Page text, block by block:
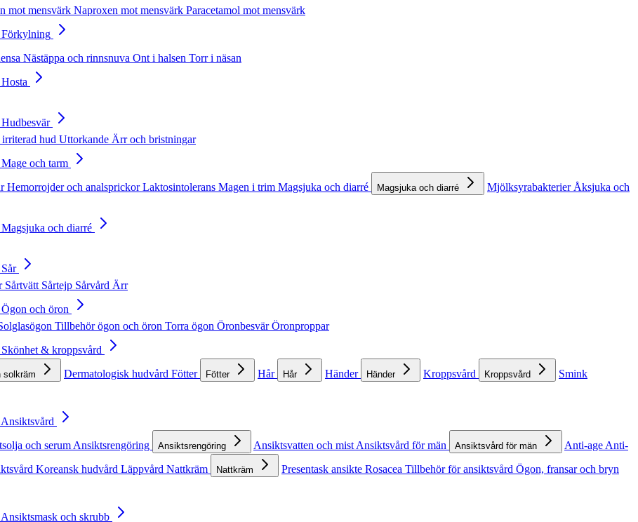
mot mensvärk Naproxen mot mensvärk Paracetamol mot mensvärk
Förkylning
Nästäppa och rinnsnuva Ont i halsen Torr i näsan
hud Uttorkande Ärr och bristningar
Mage och tarm
Hemorrojder och analsprickorLaktosintolerans Magen i trim Magsjuka och diarré Magsjuka och diarré Mjölksyrabakterier Åksjuka och
Magsjuka och diarré
Sårtvätt Sårtejp Sårvård Ärr
Ögon och öron
Tillbehör ögon och öron Torra ögon ÖronbesvärÖronproppar
Skönhet & kroppsvård
solkräm Dermatologisk hudvård Fötter Fötter Hår Hår Händer Händer Kroppsvård Kroppsvård Smink
Ansiktsvård
och serum Ansiktsrengöring Ansiktsrengöring Ansiktsvatten och mist Ansiktsvård för män Ansiktsvård för män Anti-age Anti-
Koreansk hudvård Läppvård Nattkräm Nattkräm Presentask ansikte Rosacea Tillbehör för ansiktsvård Ögon, fransar och bryn
Ansiktsmask och skrubb